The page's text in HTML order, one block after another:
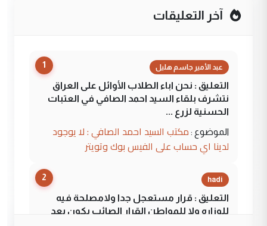
آخر التعليقات
1 عبد الأمير جاسم هليل
التعليق : نحن اباء الطلاب الأوائل على العراق
نتشرف بلقاء السيد احمد الصافي في العتبات
الحسنية لزرع ...
الموضوع : مكتب السيد احمد الصافي : لا يوجود
لدينا اي حساب على الفيس بوك وتويتر
2 hadi
التعليق : قرار مستعجل جدا ولامصلحة فيه
للوزاره ولا للمواطن القرار الصائب يكون بعد